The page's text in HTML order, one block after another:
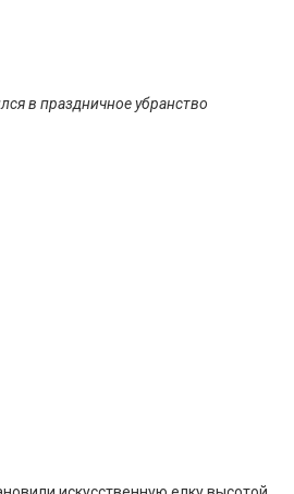
в праздничное убранство